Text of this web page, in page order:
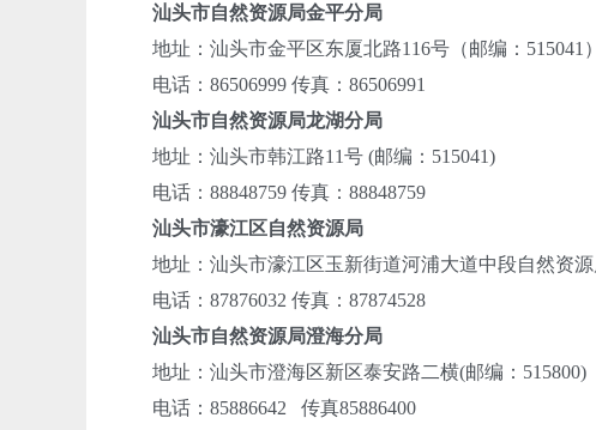
汕头市自然资源局金平分局
地址：汕头市金平区东厦北路116号（邮编：515041）
电话：86506999 传真：86506991
汕头市自然资源局龙湖分局
地址：汕头市韩江路11号 (邮编：515041)
电话：88848759 传真：88848759
汕头市濠江区自然资源局
地址：汕头市濠江区玉新街道河浦大道中段自然资源
电话：87876032 传真：87874528
汕头市自然资源局澄海分局
地址：汕头市澄海区新区泰安路二横(邮编：515800)
电话：85886642 传真85886400